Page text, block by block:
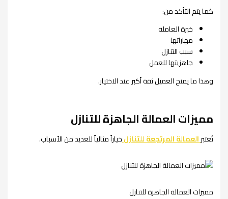
كما يتم التأكد من:
خبرة العاملة
مهاراتها
سبب التنازل
جاهزيتها للعمل
وهذا ما يمنح العميل ثقة أكبر عند الاختيار.
مميزات العمالة الجاهزة للتنازل
تُعتبرالعمالة المرتجعة للتنازلخياراً مثالياً للعديد من الأسباب.
مميزات العمالة الجاهزة للتنازل